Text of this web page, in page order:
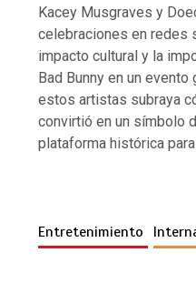
Kacey Musgraves y
celebraciones en redes
impacto cultural y la
Bad Bunny en un
estos artistas subraya
convirtió en un símbolo
plataforma histórica
Entretenimiento